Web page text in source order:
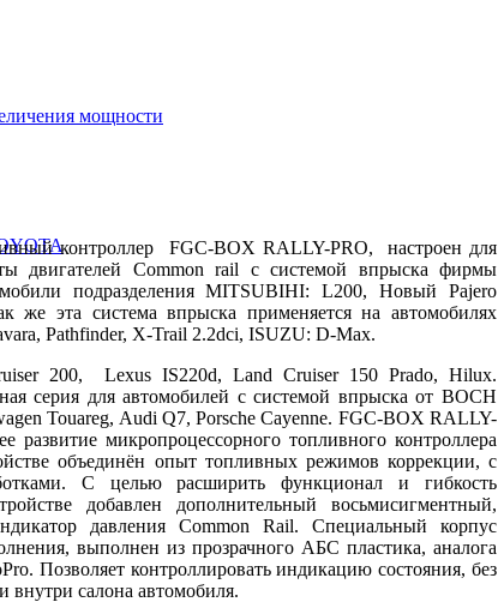
мощности
контроллер FGC-BOX RALLY-PRO, настроен для
двигателей Сommon rail с системой впрыска фирмы
подразделения MITSUBIHI: L200, Новый Pajero
же эта система впрыска применяется на автомобилях
Pathfinder, X-Trail 2.2dci, ISUZU: D-Max.
200, Lexus IS220d, Land Cruiser 150 Prado, Hilux.
серия для автомобилей с системой впрыска от BOCH
Touareg, Audi Q7, Porsche Cayenne. FGC-BOX RALLY-
развитие микропроцессорного топливного контроллера
объединён опыт топливных режимов коррекции, с
С целью расширить функционал и гибкость
добавлен дополнительный восьмисигментный,
давления Common Rail. Специальный корпус
выполнен из прозрачного АБС пластика, аналога
Позволяет контроллировать индикацию состояния, без
внутри салона автомобиля.